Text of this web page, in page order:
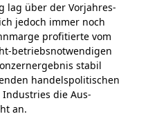
lag über der Vor­jahr­es­
jedoch immer noch
pro­fitierte vom
betriebs­not­wendigen
stabil
han­dels­poli­ti­schen
Industries die Aus­
an.